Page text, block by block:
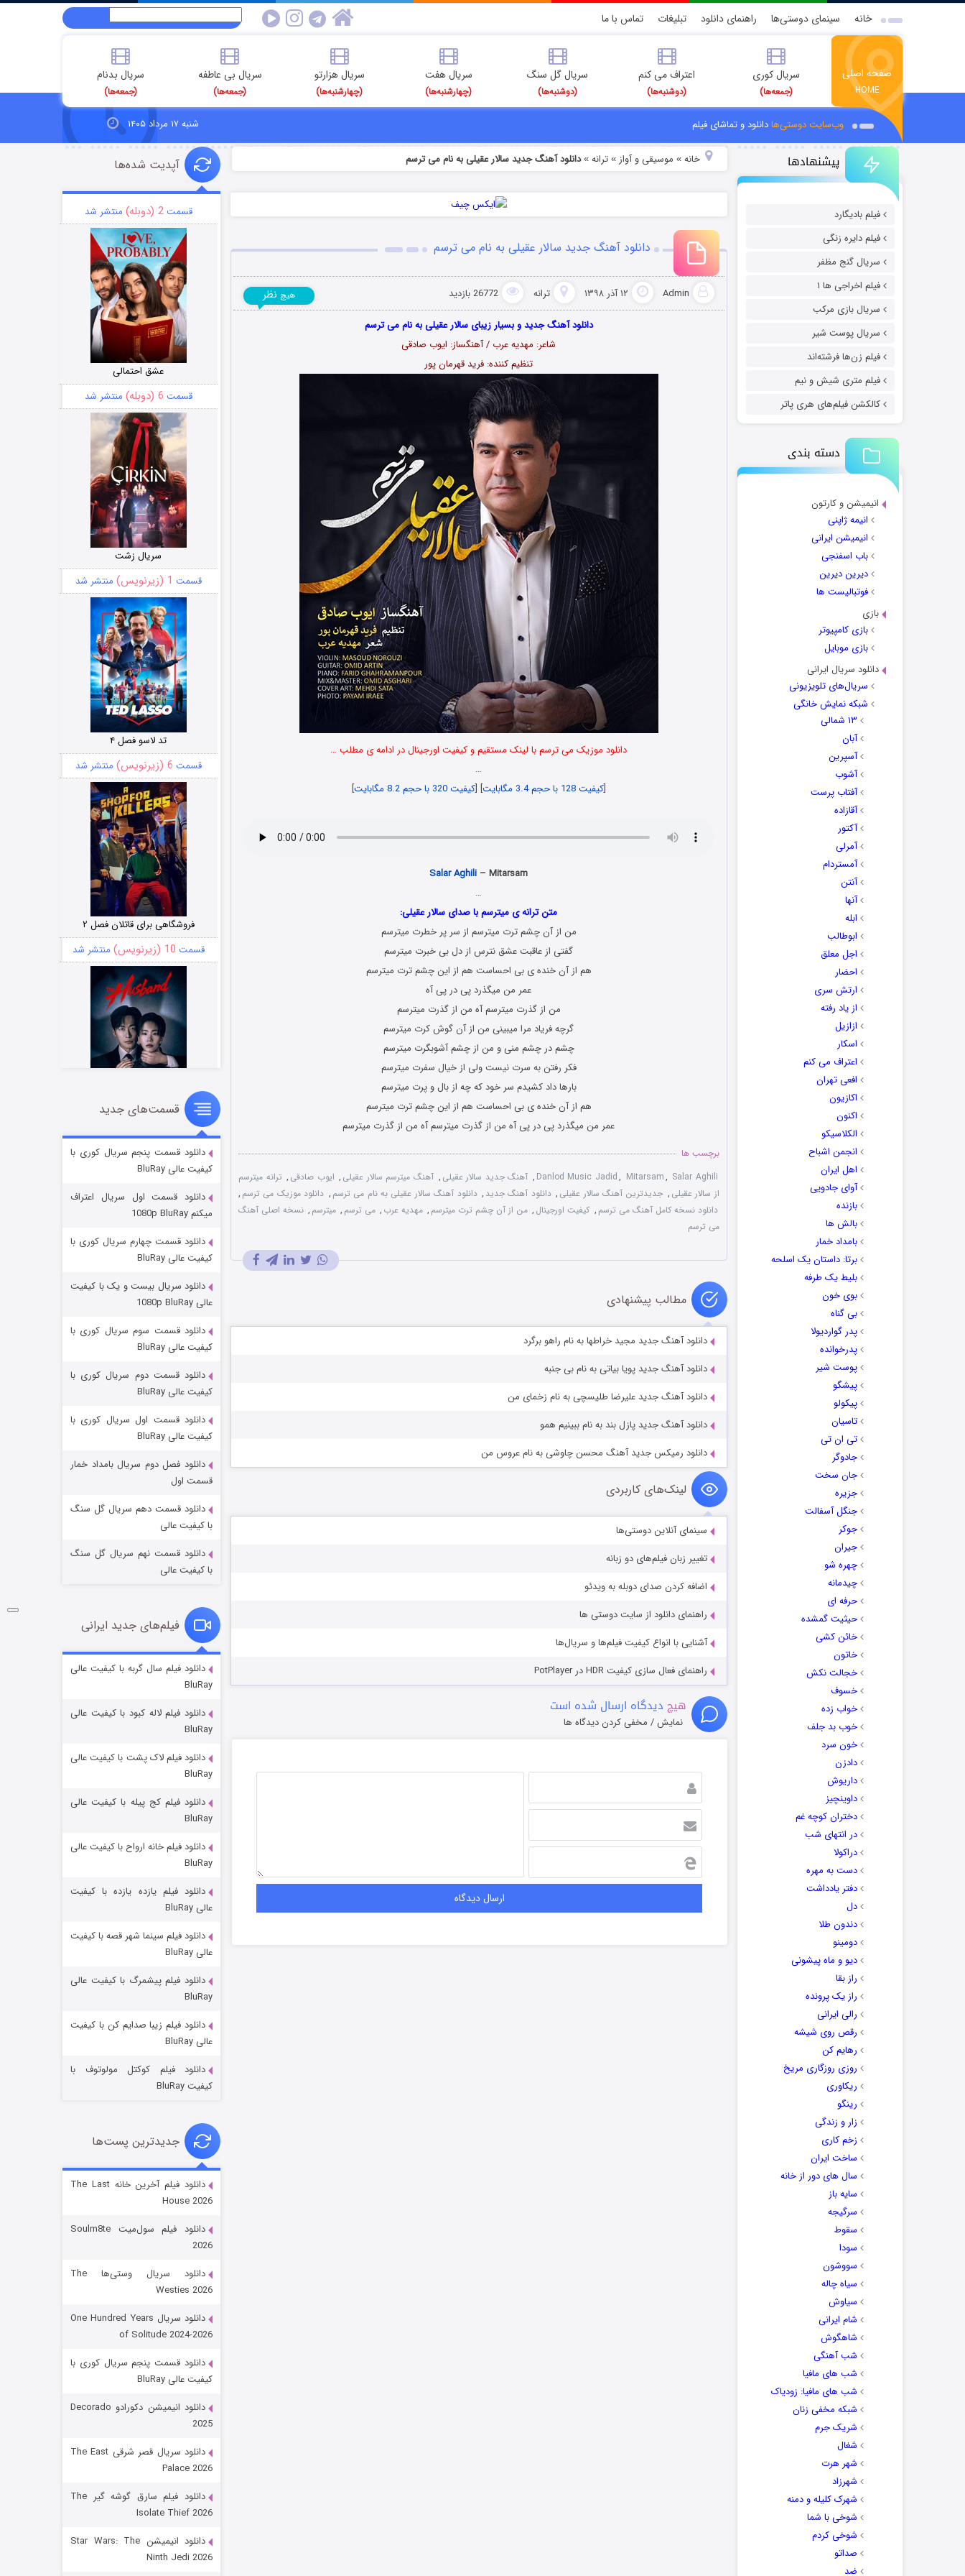
خانه سینمای دوستی‌ها راهنمای دانلود تبلیغات تماس با ما
صفحه اصلی
HOME
سریال کوری
(جمعه‌ها)
اعتراف می کنم
(دوشنبه‌ها)
سریال گل سنگ
(دوشنبه‌ها)
سریال هفت
(چهارشنبه‌ها)
سریال هزارتو
(چهارشنبه‌ها)
سریال بی عاطفه
(جمعه‌ها)
سریال بدنام
(جمعه‌ها)
وب‌سایت دوستی‌هادانلود و تماشای فیلم شنبه ۱۷ مرداد ۱۴۰۵
پیشنهادها
فیلم بادیگارد
فیلم دایره زنگی
سریال گنج مظفر
فیلم اخراجی ها ۱
سریال بازی مرکب
سریال پوست شیر
فیلم زن‌ها فرشته‌اند
فیلم متری شیش و نیم
کالکشن فیلم‌های هری پاتر
دسته بندی
انیمیشن و کارتون
انیمه ژاپنی
انیمیشن ایرانی
باب اسفنجی
دیرین دیرین
فوتبالیست ها
بازی
بازی کامپیوتر
بازی موبایل
دانلود سریال ایرانی
سریال‌های تلویزیونی
شبکه نمایش خانگی
۱۳ شمالی
آبان
آسپرین
آشوب
آفتاب پرست
آقازاده
آکتور
آمرلی
آمستردام
آنتن
آنها
ابله
ابوطالب
اجل معلق
احضار
ارتش سری
از یاد رفته
ازازیل
اسکار
اعتراف می کنم
افعی تهران
اکازیون
اکنون
الکلاسیکو
انجمن اشباح
اهل ایران
آوای جادویی
بازنده
بالش ها
بامداد خمار
برتا: داستان یک اسلحه
بلیط یک‌‌ طرفه
بوی خون
بی گناه
پدر گواردیولا
پدرخوانده
پوست شیر
پیشگو
پیکولو
تاسیان
تی ان تی
جادوگر
جان سخت
جزیره
جنگل آسفالت
جوکر
جیران
چهره شو
چیدمانه
حرفه ای
حیثیت گمشده
خائن کشی
خاتون
خجالت نکش
خسوف
خواب زده
خوب بد جلف
خون سرد
دادزن
داریوش
داوینچیز
دختران کوچه غم
در انتهای شب
دراکولا
دست به مهره
دفتر یادداشت
دل
دندون طلا
دومینو
دیو و ماه پیشونی
راز بقا
راز یک پرونده
رالی ایرانی
رقص روی شیشه
رهایم کن
روزی روزگاری مریخ
ریکاوری
رینگو
زار و زندگی
زخم کاری
ساخت ایران
سال های دور از خانه
سایه باز
سرگیجه
سقوط
سودا
سووشون
سیاه چاله
سیاوش
شام ایرانی
شاهگوش
شب آهنگی
شب های مافیا
شب های مافیا: زودیاک
شبکه مخفی زنان
شریک جرم
شغال
شهر هرت
شهرزاد
شهرک کلیله و دمنه
شوخی با شما
شوخی کردم
صداتو
ضد
خانه» موسیقی و آواز » ترانه»دانلود آهنگ جدید سالار عقیلی به نام می ترسم
دانلود آهنگ جدید سالار عقیلی به نام می ترسم
Admin ۱۲ آذر ۱۳۹۸ ترانه 26772 بازدید هیچ نظر
دانلود آهنگ جدید و بسیار زیبای سالار عقیلی به نام می ترسم
شاعر: مهدیه عرب / آهنگساز: ایوب صادقی
تنظیم کننده: فرید قهرمان پور
دانلود موزیک می ترسم با لینک مستقیم و کیفیت اورجینال در ادامه ی مطلب …
…
[کیفیت 128 با حجم 3.4 مگابایت ] [کیفیت 320 با حجم 8.2 مگابایت
]
Salar Aghili – Mitarsam
…
متن ترانه ی میترسم با صدای سالار عقیلی:
من از آن چشم ترت میترسم از سر پر خطرت میترسم
گفتی از عاقبت عشق نترس از دل بی خبرت میترسم
هم از آن خنده ی بی احساست هم از این چشم ترت میترسم
عمر من میگذرد پی در پی آه
من از گذرت میترسم آه من از گذرت میترسم
گرچه فریاد مرا میبینی من از آن گوش کرت میترسم
چشم در چشم منی و من از چشم آشوبگرت میترسم
فکر رفتن به سرت نیست ولی از خیال سفرت میترسم
بارها داد کشیدم سر خود که چه از بال و پرت میترسم
هم از آن خنده ی بی احساست هم از این چشم ترت میترسم
عمر من میگذرد پی در پی آه من از گذرت میترسم آه من از گذرت میترسم
برچسب ها
Danlod Music Jadid, Mitarsam, Salar Aghili
, آهنگ جدید سالار عقیلی , آهنگ میترسم سالار عقیلی , ایوب صادقی , ترانه میترسم
از سالار عقیلی , جدیدترین آهنگ سالار عقیلی , دانلود آهنگ جدید , دانلود آهنگ سالار عقیلی به نام می ترسم , دانلود موزیک می ترسم ,
دانلود نسخه کامل آهنگ می ترسم , کیفیت اورجینال , من از آن چشم ترت میترسم , مهدیه عرب , می ترسم , میترسم , نسخه اصلی آهنگ
می ترسم
مطالب پیشنهادی
دانلود آهنگ جدید مجید خراطها به نام راهو برگرد
دانلود آهنگ جدید پویا بیاتی به نام بی جنبه
دانلود آهنگ جدید علیرضا طلیسچی به نام زخمای من
دانلود آهنگ جدید پازل بند به نام ببینیم همو
دانلود رمیکس جدید آهنگ محسن چاوشی به نام عروس من
لینک‌های کاربردی
سینمای آنلاین دوستی‌ها
تغییر زبان فیلم‌های دو زبانه
اضافه کردن صدای دوبله به ویدئو
راهنمای دانلود از سایت دوستی ها
آشنایی با انواع کیفیت فیلم‌ها و سریال‌ها
راهنمای فعال سازی کیفیت HDR در PotPlayer
هیچ دیدگاه ارسال شده است
نمایش / مخفی کردن دیدگاه ها
آپدیت شده‌ها
قسمت2 (دوبله) منتشر شد
عشق احتمالی
قسمت 6 (دوبله) منتشر شد
سریال زشت
قسمت 1 (زیرنویس) منتشر شد
تد لاسو فصل ۴
قسمت 6 (زیرنویس) منتشر شد
فروشگاهی برای قاتلان فصل ۲
قسمت 10 (زیرنویس) منتشر شد
شوهر
قسمت8 (زیرنویس) منتشر شد
عملیات آپارتمان
مردگان متحرک: شهر مرده ۳
قسمت 2 (زیرنویس) منتشر شد
شکست استوارت در نجات جهان
قسمت
شوگر فصل ۲
خاندان اژدها فصل ۳
قسمت
باب اسفنجی فصل ۱۷
قسمت
قسمت‌های جدید
دانلود قسمت پنجم سریال کوری با
کیفیت عالی BluRay
دانلود قسمت اول سریال اعتراف
میکنم 1080p BluRay
دانلود قسمت چهارم سریال کوری با
کیفیت عالی BluRay
دانلود سریال بیست و یک با کیفیت
عالی 1080p BluRay
دانلود قسمت سوم سریال کوری با
کیفیت عالی BluRay
دانلود قسمت دوم سریال کوری با
کیفیت عالی BluRay
دانلود قسمت اول سریال کوری با
کیفیت عالی BluRay
دانلود فصل دوم سریال بامداد خمار
قسمت اول
دانلود قسمت دهم سریال گل سنگ
با کیفیت عالی
دانلود قسمت نهم سریال گل سنگ
با کیفیت عالی
فیلم‌های جدید ایرانی
دانلود فیلم سال گربه با کیفیت عالی
BluRay
دانلود فیلم لاله کبود با کیفیت عالی
BluRay
دانلود فیلم لاک پشت با کیفیت عالی
BluRay
دانلود فیلم کج‌ پیله با کیفیت عالی
BluRay
دانلود فیلم خانه ارواح با کیفیت عالی
BluRay
دانلود فیلم یازده یازده با کیفیت
عالی BluRay
دانلود فیلم سینما شهر قصه با کیفیت
عالی BluRay
دانلود فیلم پیشمرگ با کیفیت عالی
BluRay
دانلود فیلم زیبا صدایم کن با کیفیت
عالی BluRay
دانلود فیلم کوکتل مولوتوف با
کیفیت BluRay
جدیدترین پست‌ها
دانلود فیلم آخرین خانه The Last
House 2026
دانلود فیلم سول‌میت Soulm8te
2026
دانلود سریال وستی‌ها The
Westies 2026
دانلود سریال One Hundred Years
of Solitude 2024-2026
دانلود قسمت پنجم سریال کوری با
کیفیت عالی BluRay
دانلود انیمیشن دکورادو Decorado
2025
دانلود سریال قصر شرقی The East
Palace 2026
دانلود فیلم سارق گوشه گیر The
Isolate Thief 2026
دانلود انیمیشن Star Wars: The
Ninth Jedi 2026